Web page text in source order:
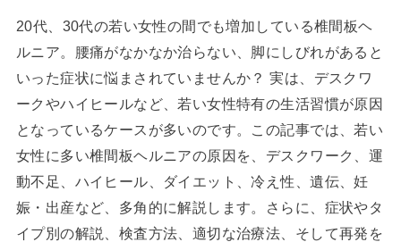
20代、30代の若い女性の間でも増加している椎間板ヘ
ルニア。腰痛がなかなか治らない、脚にしびれがあると
いった症状に悩まされていませんか？ 実は、デスクワ
ークやハイヒールなど、若い女性特有の生活習慣が原因
となっているケースが多いのです。この記事では、若い
女性に多い椎間板ヘルニアの原因を、デスクワーク、運
動不足、ハイヒール、ダイエット、冷え性、遺伝、妊
娠・出産など、多角的に解説します。さらに、症状やタ
イプ別の解説、検査方法、適切な治療法、そして再発を